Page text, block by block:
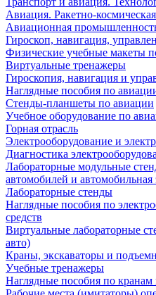
Авиация. Ракетно-
Авиационная
Гироскоп, навигация,
Физические учебные макеты
Виртуальные тренажеры
Гироскопия, навигация и
Наглядные пособия по
Стенды-планшеты по авиации
Учебное оборудование по
Горная отрасль
Электрооборудование и
Диагностика
Лабораторные модульные
автомобилей и автомобильная
Лабораторные стенды
Наглядные пособия по
средств
Виртуальные лабораторные
авто)
Краны, экскаваторы и
Учебные тренажеры
Наглядные пособия по